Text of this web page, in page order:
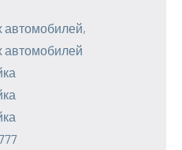
автомобилей,
автомобилей